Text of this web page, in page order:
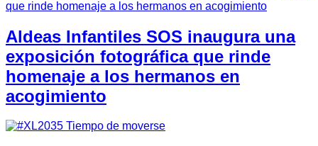
Aldeas Infantiles SOS inaugura una
exposición fotográfica que rinde
homenaje a los hermanos en
acogimiento